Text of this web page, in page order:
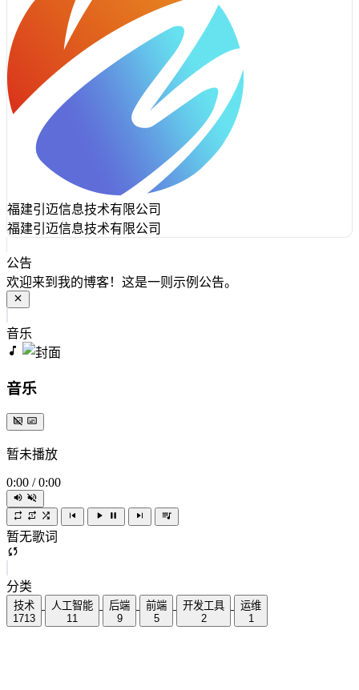
福建引迈信息技术有限公司
福建引迈信息技术有限公司
公告
欢迎来到我的博客！这是一则示例公告。
音乐
音乐
暂未播放
0:00 / 0:00
暂无歌词
分类
技术
1713
人工智能
11
后端
9
前端
5
开发工具
2
运维
1